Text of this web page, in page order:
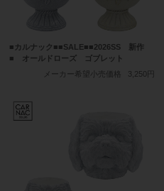
■カルナック■■SALE■■2026SS 新作
■ オールドローズ ゴブレット
メーカー希望小売価格
3,250円